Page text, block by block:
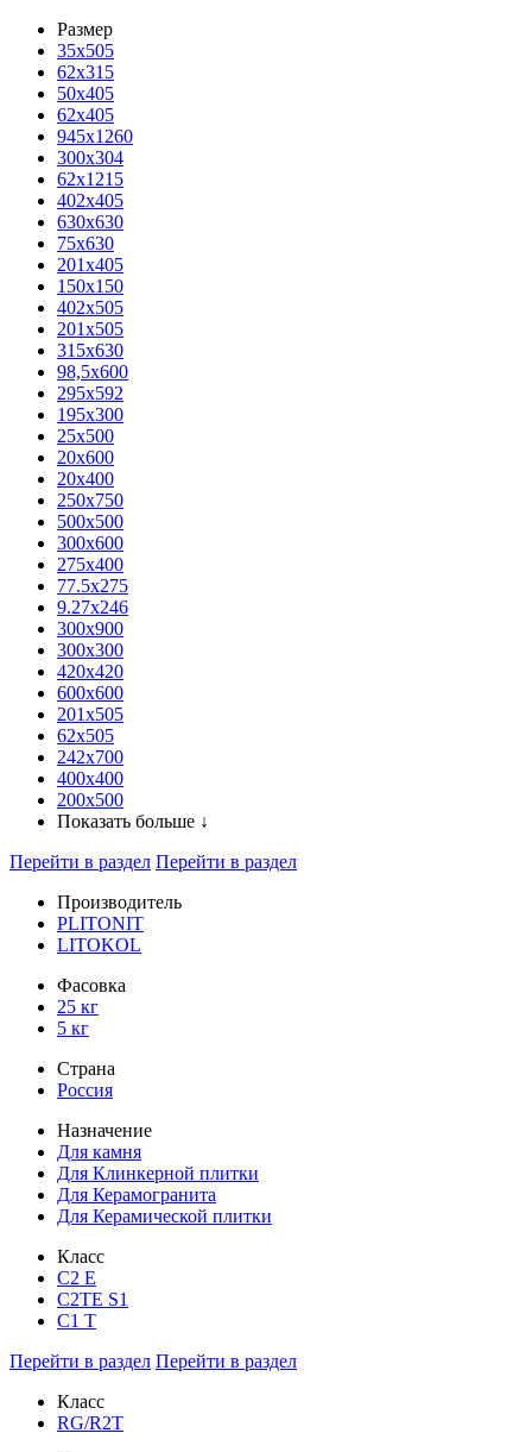
Размер
35х505
62x315
50x405
62х405
945x1260
300x304
62x1215
402x405
630x630
75x630
201x405
150x150
402x505
201x505
315x630
98,5х600
295x592
195х300
25x500
20х600
20х400
250x750
500x500
300x600
275x400
77.5х275
9.27x246
300x900
300x300
420х420
600х600
201х505
62х505
242х700
400х400
200х500
Показать больше ↓
Перейти в раздел Перейти в раздел
Производитель
PLITONIT
LITOKOL
Фасовка
25 кг
5 кг
Страна
Россия
Назначение
Для камня
Для Клинкерной плитки
Для Керамогранита
Для Керамической плитки
Класс
С2 Е
C2TE S1
C1 T
Перейти в раздел Перейти в раздел
Класс
RG/R2T